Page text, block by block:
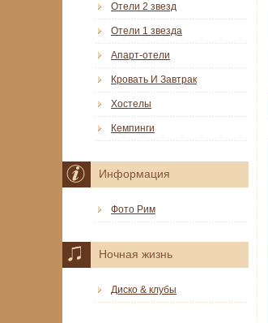
Отели 2 звезд
Отели 1 звезда
Апарт-отели
Кровать И Завтрак
Хостелы
Кемпинги
Информация
Фото Рим
Ночная жизнь
Диско & клубы